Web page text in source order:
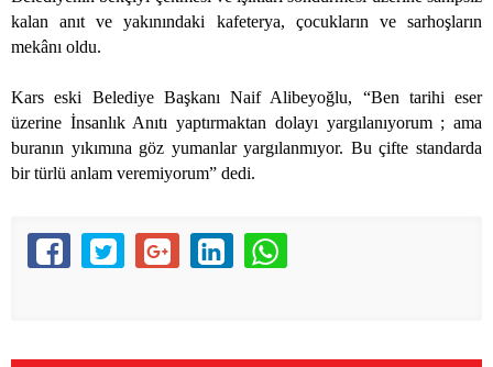
kalan anıt ve yakınındaki kafeterya, çocukların ve sarhoşların
mekânı oldu.
Kars eski Belediye Başkanı Naif Alibeyoğlu, “Ben tarihi eser
üzerine İnsanlık Anıtı yaptırmaktan dolayı yargılanıyorum ; ama
buranın yıkımına göz yumanlar yargılanmıyor. Bu çifte standarda
bir türlü anlam veremiyorum” dedi.